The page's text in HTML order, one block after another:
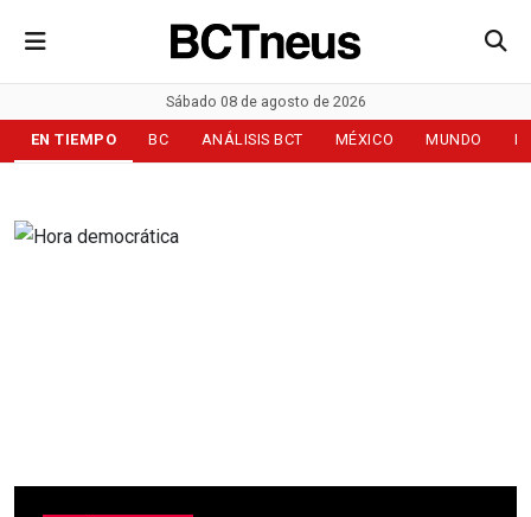
Sábado 08 de agosto de 2026
EN TIEMPO BC ANÁLISIS BCT MÉXICO MUNDO